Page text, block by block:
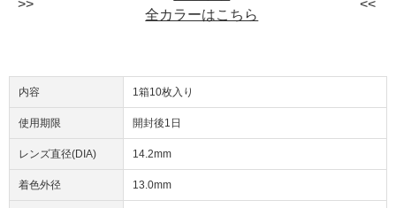
全カラーはこちら
内容 1箱10枚入り
使用期限 開封後1日
レンズ直径(DIA) 14.2mm
着色外径 13.0mm